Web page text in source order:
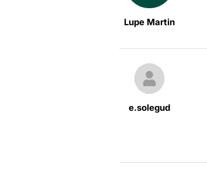
Lupe Martin
e.solegud